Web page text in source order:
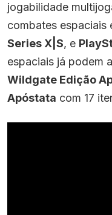
jogabilidade
combates espaciais
Series X|S, e
espaciais já podem
Wildgate Edição
Apóstata com 17